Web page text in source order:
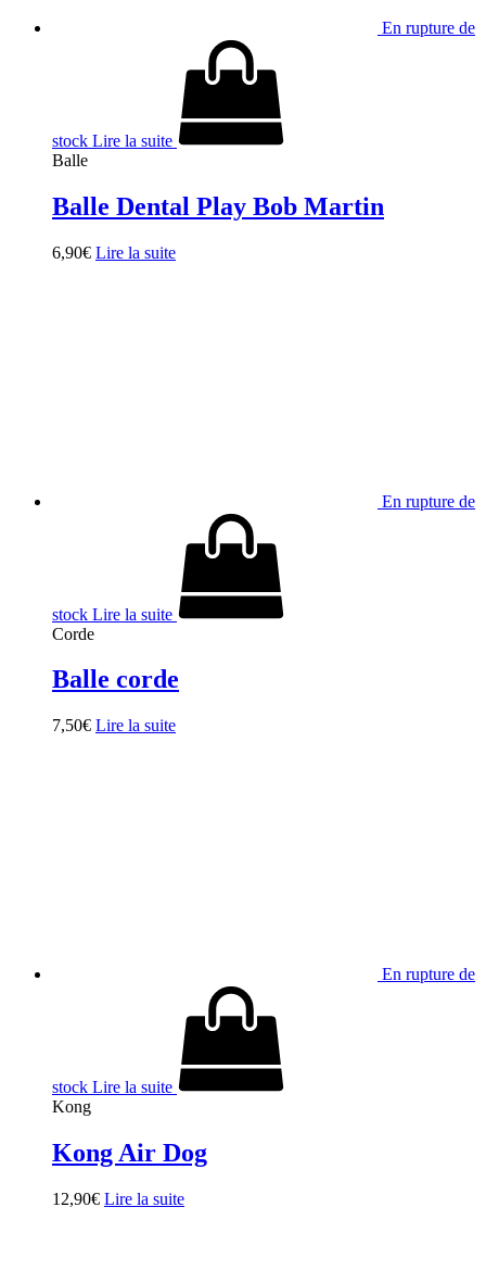
En rupture de
stock Lire la suite
Balle
Balle Dental Play Bob Martin
6,90€ Lire la suite
En rupture de
stock Lire la suite
Corde
Balle corde
7,50€ Lire la suite
En rupture de
stock Lire la suite
Kong
Kong Air Dog
12,90€ Lire la suite